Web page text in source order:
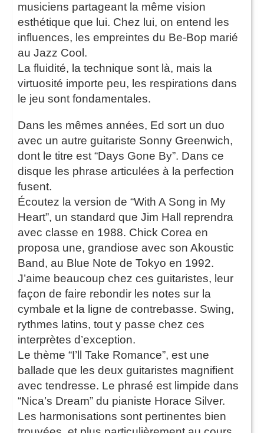
musiciens partageant la même vision
esthétique que lui. Chez lui, on entend les
influences, les empreintes du Be-Bop marié
au Jazz Cool.
La fluidité, la technique sont là, mais la
virtuosité importe peu, les respirations dans
le jeu sont fondamentales.
Dans les mêmes années, Ed sort un duo
avec un autre guitariste Sonny Greenwich,
dont le titre est “Days Gone By”. Dans ce
disque les phrase articulées à la perfection
fusent.
Écoutez la version de “With A Song in My
Heart”, un standard que Jim Hall reprendra
avec classe en 1988. Chick Corea en
proposa une, grandiose avec son Akoustic
Band, au Blue Note de Tokyo en 1992.
J’aime beaucoup chez ces guitaristes, leur
façon de faire rebondir les notes sur la
cymbale et la ligne de contrebasse. Swing,
rythmes latins, tout y passe chez ces
interprètes d’exception.
Le thème “I’ll Take Romance”, est une
ballade que les deux guitaristes magnifient
avec tendresse. Le phrasé est limpide dans
“Nica’s Dream” du pianiste Horace Silver.
Les harmonisations sont pertinentes bien